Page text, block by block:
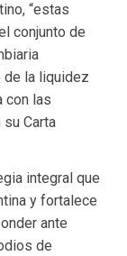
“estas
conjunto de
la liquidez
con las
Carta
integral que
y fortalece
ante
de